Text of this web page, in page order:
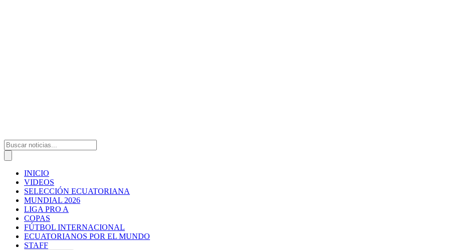
INICIO
VIDEOS
SELECCIÓN ECUATORIANA
MUNDIAL 2026
LIGA PRO A
COPAS
FÚTBOL INTERNACIONAL
ECUATORIANOS POR EL MUNDO
STAFF